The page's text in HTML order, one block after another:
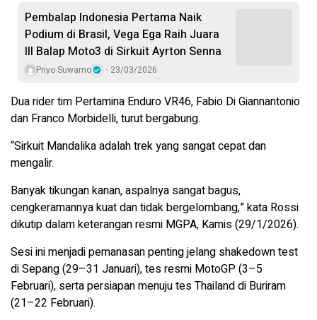
Pembalap Indonesia Pertama Naik
Podium di Brasil, Vega Ega Raih Juara
III Balap Moto3 di Sirkuit Ayrton Senna
Priyo Suwarno 23/03/2026
Dua rider tim Pertamina Enduro VR46, Fabio Di Giannantonio
dan Franco Morbidelli, turut bergabung.
“Sirkuit Mandalika adalah trek yang sangat cepat dan
mengalir.
Banyak tikungan kanan, aspalnya sangat bagus,
cengkeramannya kuat dan tidak bergelombang,” kata Rossi
dikutip dalam keterangan resmi MGPA, Kamis (29/1/2026).
Sesi ini menjadi pemanasan penting jelang shakedown test
di Sepang (29–31 Januari), tes resmi MotoGP (3–5
Februari), serta persiapan menuju tes Thailand di Buriram
(21–22 Februari).